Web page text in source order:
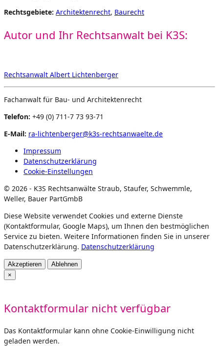
Rechtsgebiete: Architektenrecht, Baurecht
Autor und Ihr Rechtsanwalt bei K3S:
Rechtsanwalt Albert Lichtenberger
Fachanwalt für Bau- und Architektenrecht
Telefon: +49 (0) 711-7 73 93-71
E-Mail: ra-lichtenberger@k3s-rechtsanwaelte.de
Impressum
Datenschutzerklärung
Cookie-Einstellungen
© 2026 - K3S Rechtsanwälte Straub, Staufer, Schwemmle,
Weller, Bauer PartGmbB
Diese Website verwendet Cookies und externe Dienste
(Kontaktformular, Google Maps), um Ihnen den bestmöglichen
Service zu bieten. Weitere Informationen finden Sie in unserer
Datenschutzerklärung. Datenschutzerklärung
Akzeptieren
Ablehnen
×
Kontaktformular nicht verfügbar
Das Kontaktformular kann ohne Cookie-Einwilligung nicht
geladen werden.